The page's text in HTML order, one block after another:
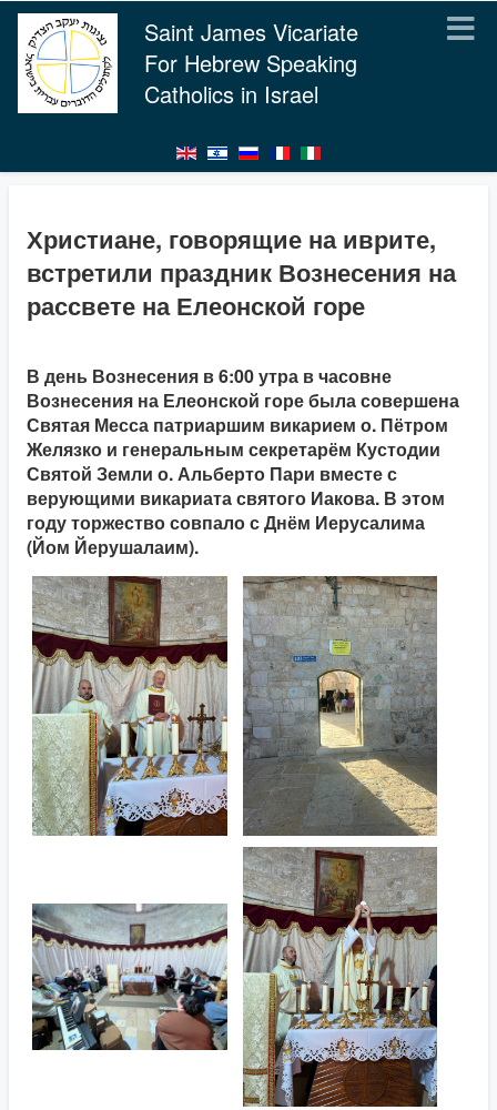
Saint James Vicariate
For Hebrew Speaking
Catholics in Israel
Христиане, говорящие на иврите,
встретили праздник Вознесения на
рассвете на Елеонской горе
В день Вознесения в 6:00 утра в часовне
Вознесения на Елеонской горе была совершена
Святая Месса патриаршим викарием о. Пётром
Желязко и генеральным секретарём Кустодии
Святой Земли о. Альберто Пари вместе с
верующими викариата святого Иакова. В этом
году торжество совпало с Днём Иерусалима
(Йом Йерушалаим).